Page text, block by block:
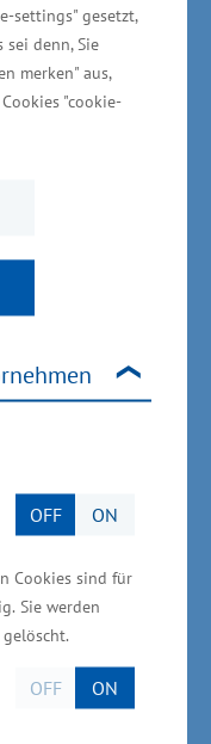
settings" gesetzt,
sei denn, Sie
merken" aus,
"cookie-
OFF ON
Cookies sind für
Sie werden
OFF ON
vielseitigen
mit
und von
Invest in
ebenso zur